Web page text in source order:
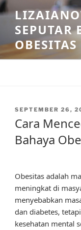
Skip
to
contentSEPUTAR
OBESITAS
POSTED
SEPTEMBER 26,
Cara
Bahaya
Obesitas adalah
meningkat di
menyebabkan
dan diabetes,
kesehatan mental